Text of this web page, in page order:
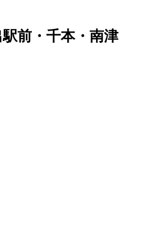
前・千本・南津